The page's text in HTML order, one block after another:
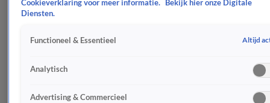
Cookieverklaring voor meer informatie.
Bekijk hier onze Digitale
Diensten.
Functioneel & Essentieel Altijd
Analytisch
Advertising & Commercieel